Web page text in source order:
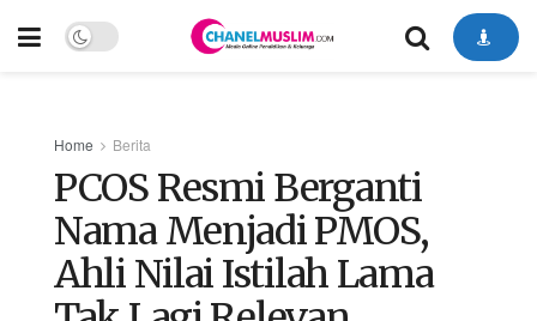
Home Berita
PCOS Resmi Berganti
Nama Menjadi PMOS,
Ahli Nilai Istilah Lama